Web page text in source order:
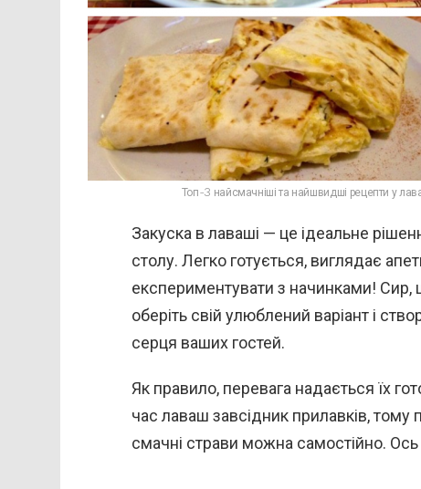
Топ-3 найсмачніші та найшвидші рецепти у
Закуска в лаваші — це ідеальне
столу. Легко готується, виглядає
експериментувати з начинками! Сир,
оберіть свій улюблений варіант і
серця ваших гостей.
Як правило, перевага надається їх
час лаваш завсідник прилавків, тому
смачні страви можна самостійно. Ось